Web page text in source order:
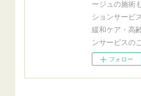
ージュの施術
ションサービ
緩和ケア・高
ンサービスの
フォロー